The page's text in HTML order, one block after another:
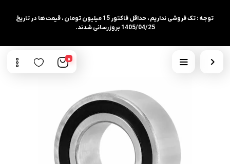
توجه : تک فروشی نداریم ، حداقل فاکتور 15 میلیون تومان ، قیمت ها در تاریخ
1405/04/25 بروزرسانی شدند.
0